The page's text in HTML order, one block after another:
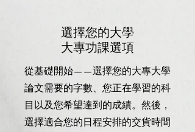
選擇您的大學
大專功課選項
從基礎開始——選擇您的大專大學
論文需要的字數、您正在學習的科
目以及您希望達到的成績。然後，
選擇適合您的日程安排的交貨時間